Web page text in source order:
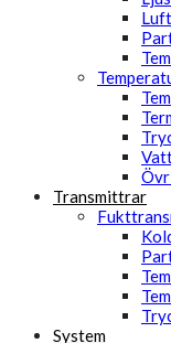
Transmittrar
System